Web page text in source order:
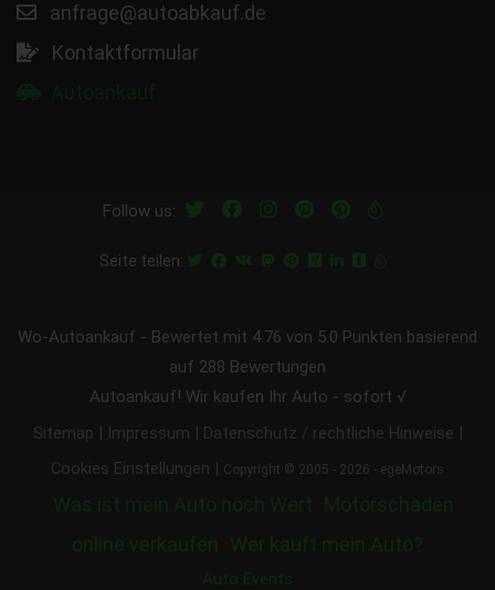
anfrage@autoabkauf.de
Kontaktformular
Follow us:
Seite teilen:
Wo-Autoankauf - Bewertet mit 4.76 von 5.0 Punkten basierend
auf 288 Bewertungen
Autoankauf! Wir kaufen Ihr Auto - sofort √
Sitemap Impressum Datenschutz / rechtliche Hinweise
Cookies Einstellungen Copyright © 2005 - 2026 - egeMotors
Was ist mein Auto noch Wert Motorschaden
online verkaufen
Wer kauft mein Auto?
Auto Events